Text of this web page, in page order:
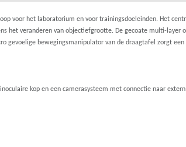
voor het laboratorium en voor trainingsdoeleinden. Het
het veranderen van objectiefgrootte. De gecoate multi-layer
gevoelige bewegingsmanipulator van de draagtafel zorgt een
kop en een camerasysteem met connectie naar